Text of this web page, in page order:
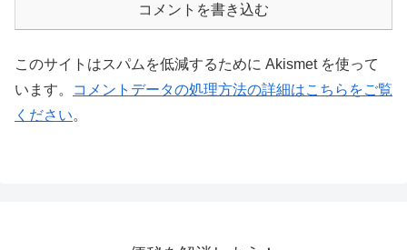
コメントを書き込む
このサイトはスパムを低減するために Akismet を使って
います。
コメントデータの処理方法の詳細はこちらをご覧
ください。